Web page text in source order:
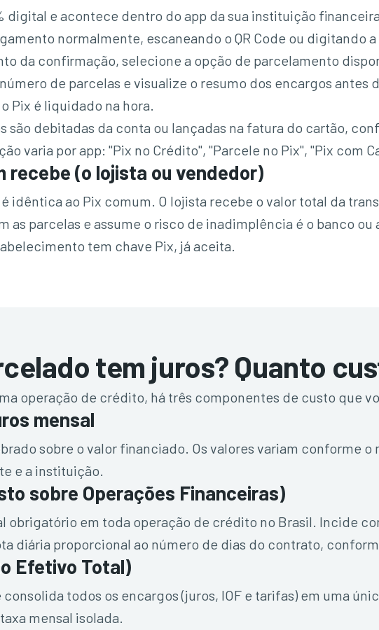
digital e acontece dentro do app da sua instituição
normalmente, escaneando o QR Code ou digitando
da confirmação, selecione a opção de parcelamento
de parcelas e visualize o resumo dos encargos antes
Pix é liquidado na hora.
são debitadas da conta ou lançadas na fatura do cartão,
varia por app: "Pix no Crédito", "Parcele no Pix", "Pix com
recebe (o lojista ou vendedor)
idêntica ao Pix comum. O lojista recebe o valor total da
as parcelas e assume o risco de inadimplência é o banco
tem chave Pix, já aceita.
tem juros? Quanto
operação de crédito, há três componentes de custo que
mensal
sobre o valor financiado. Os valores variam conforme
e a instituição.
sobre Operações Financeiras)
obrigatório em toda operação de crédito no Brasil. Incide
diária proporcional ao número de dias do contrato,
Efetivo Total)
consolida todos os encargos (juros, IOF e tarifas) em uma
mensal isolada.